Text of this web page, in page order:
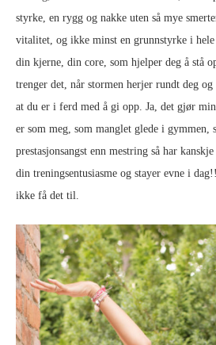
styrke, en rygg og nakke uten så mye
vitalitet, og ikke minst en grunnstyrke i
din kjerne, din core, som hjelper deg å stå
trenger det, når stormen herjer rundt deg
at du er i ferd med å gi opp. Ja, det gjør
er som meg, som manglet glede i gymmen,
prestasjonsangst enn mestring så har
din treningsentusiasme og stayer evne i
ikke få det til.